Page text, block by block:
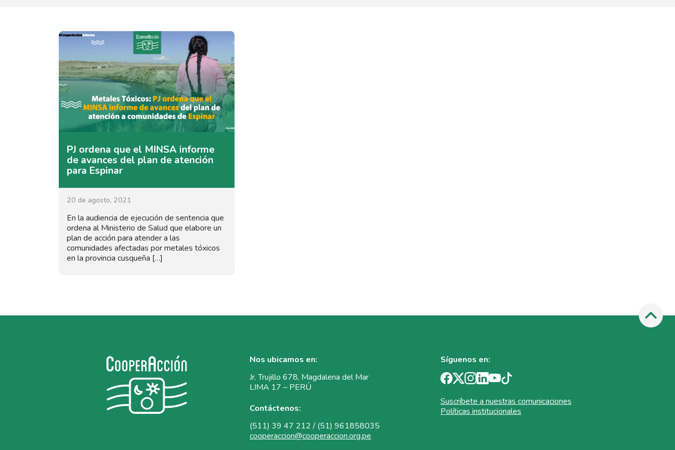
PJ ordena que el MINSA informe
de avances del plan de atención
para Espinar
20 de agosto, 2021
En la audiencia de ejecución de sentencia que
ordena al Ministerio de Salud que elabore un
plan de acción para atender a las
comunidades afectadas por metales tóxicos
en la provincia cusqueña […]
Nos ubicamos en:
Jr. Trujillo 678, Magdalena del Mar
LIMA 17 – PERÚ
Contáctenos:
(511) 39 47 212 / (51) 961858035
cooperaccion@cooperaccion.org.pe
Síguenos en:
Suscríbete a nuestras comunicaciones
Políticas institucionales